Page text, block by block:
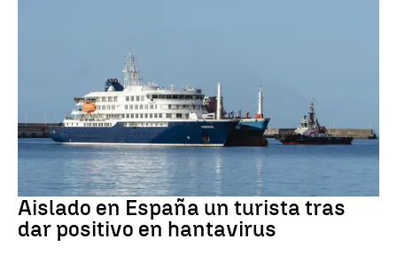
Hantavirus
Aislado en España un turista tras
dar positivo en hantavirus